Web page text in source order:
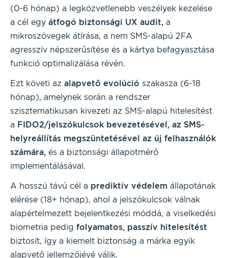
(0-6 hónap) a legközvetlenebb veszélyek kezelése
a cél egy átfogó biztonsági UX audit, a
mikroszövegek átírása, a nem SMS-alapú 2FA
agresszív népszerűsítése és a kártya befagyasztása
funkció optimalizálása révén.
Ezt követi az alapvető evolúció szakasza (6-18
hónap), amelynek során a rendszer
szisztematikusan kivezeti az SMS-alapú hitelesítést
a FIDO2/jelszókulcsok bevezetésével, az SMS-
helyreállítás megszüntetésével az új felhasználók
számára, és a biztonsági állapotmérő
implementálásával.
A hosszú távú cél a prediktív védelem állapotának
elérése (18+ hónap), ahol a jelszókulcsok válnak
alapértelmezett bejelentkezési móddá, a viselkedési
biometria pedig folyamatos, passzív hitelesítést
biztosít, így a kiemelt biztonság a márka egyik
alapvető jellemzőjévé válik.